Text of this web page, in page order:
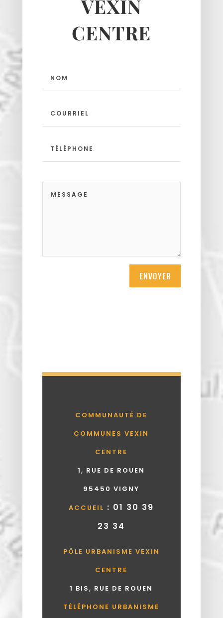
Neuilly-en-vexin
Santeuil
Seraincourt
Themericourt
Theuville
VEXIN
CENTRE
ENVOYER
COMMUNAUTÉ DE
COMMUNES VEXIN
CENTRE
1, RUE DE ROUEN
95450 VIGNY
ACCUEIL : 01 30 39
23 34
PÔLE URBANISME VEXIN
CENTRE
1 BIS, RUE DE ROUEN
TÉLÉPHONE URBANISME